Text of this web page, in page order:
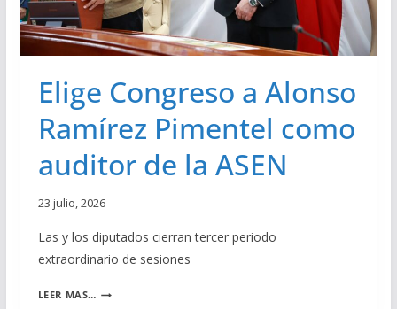
Elige Congreso a Alonso
Ramírez Pimentel como
auditor de la ASEN
23 julio, 2026
Las y los diputados cierran tercer periodo
extraordinario de sesiones
LEER MAS…